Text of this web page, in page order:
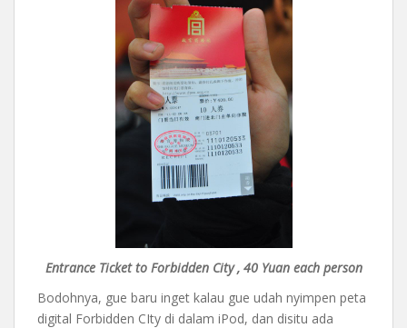
Entrance Ticket to Forbidden City , 40 Yuan each person
Bodohnya, gue baru inget kalau gue udah nyimpen peta
digital Forbidden CIty di dalam iPod, dan disitu ada